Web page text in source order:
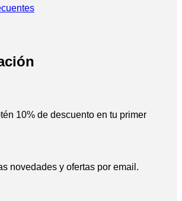
10% de descuento en tu primer
novedades y ofertas por email.